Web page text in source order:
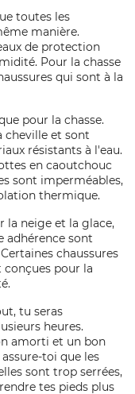
toutes les
manière.
de protection
Pour la chasse
qui sont à la
pour la chasse.
cheville et sont
résistants à l'eau.
en caoutchouc
sont imperméables,
thermique.
la neige et la glace,
adhérence sont
chaussures
pour la
tu seras
heures.
amorti et un bon
toi que les
sont trop serrées,
tes pieds plus